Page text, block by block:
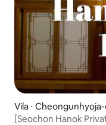
Vila ⋅
[Seochon Hanok